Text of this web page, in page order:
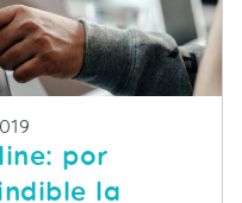
publicacion
por
la